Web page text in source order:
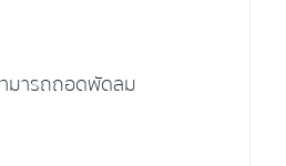
ามารถถอดพัดลม